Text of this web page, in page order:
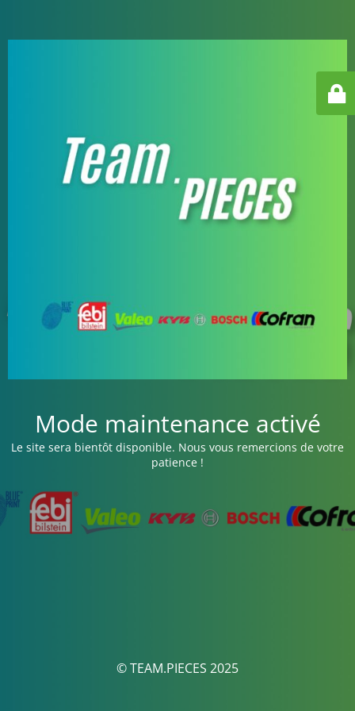
Mode maintenance activé
Le site sera bientôt disponible. Nous vous remercions de votre
patience !
© TEAM.PIECES 2025